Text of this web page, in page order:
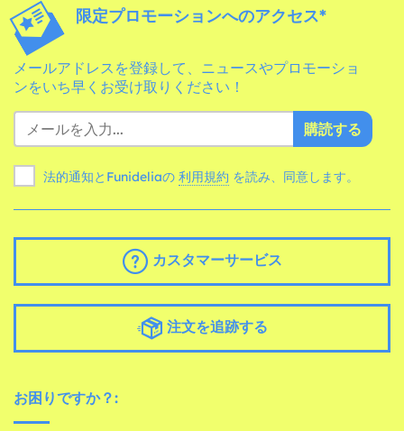
限定プロモーションへのアクセス*
メールアドレスを登録して、ニュースやプロモーショ
ンをいち早くお受け取りください！
購読する
法的通知とFunideliaの 利用規約 を読み、同意します。
カスタマーサービス
注文を追跡する
お困りですか？: